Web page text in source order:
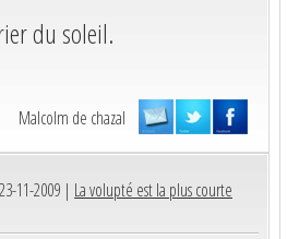
du soleil.
Malcolm de chazal
11-2009 | La volupté est la plus courte